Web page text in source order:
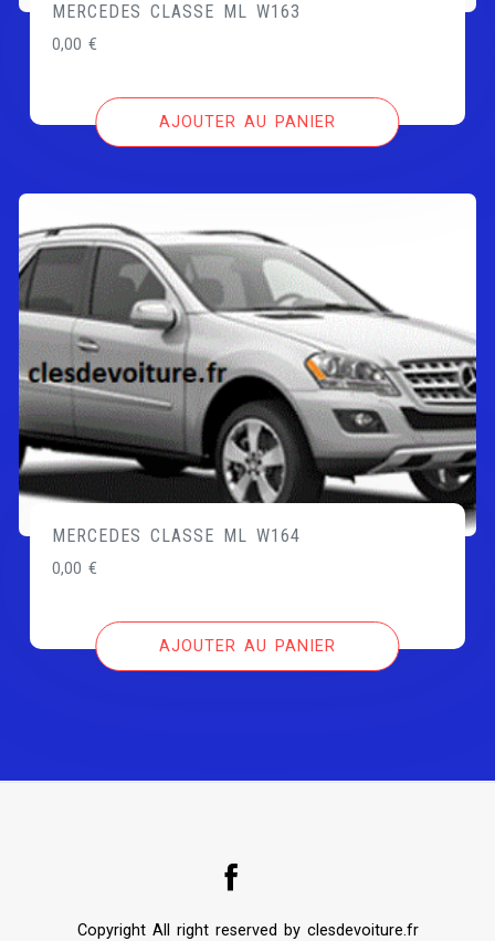
MERCEDES CLASSE ML W163
0,00€
AJOUTER AU PANIER
MERCEDES CLASSE ML W164
0,00€
AJOUTER AU PANIER
Copyright All right reserved by clesdevoiture.fr